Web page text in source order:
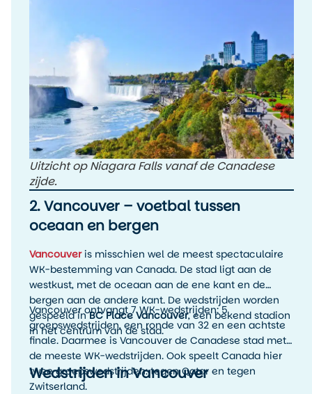
Uitzicht op Niagara Falls vanaf de Canadese
zijde.
2. Vancouver – voetbal tussen
oceaan en bergen
Vancouveris misschien wel de meest spectaculaire
WK-bestemming van Canada. De stad ligt aan de
westkust, met de oceaan aan de ene kant en de
bergen aan de andere kant. De wedstrijden worden
gespeeld inBC Place Vancouver, een bekend stadion
in het centrum van de stad.
Vancouver ontvangt 7 WK-wedstrijden: 5
groepswedstrijden, een ronde van 32 en een achtste
finale. Daarmee is Vancouver de Canadese stad met
de meeste WK-wedstrijden. Ook speelt Canada hier
twee groepswedstrijden: tegen Qatar en tegen
Zwitserland.
Wedstrijden in Vancouver